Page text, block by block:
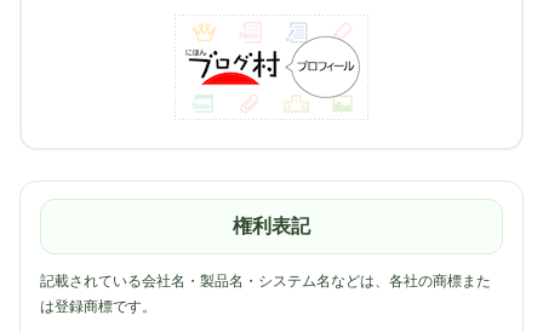
権利表記
記載されている会社名・製品名・システム名などは、各社の商標また
は登録商標です。